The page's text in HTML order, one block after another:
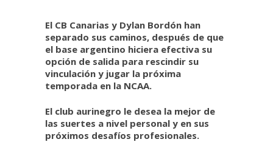
El CB Canarias y Dylan Bordón han
separado sus caminos, después de que
el base argentino hiciera efectiva su
opción de salida para rescindir su
vinculación y jugar la próxima
temporada en la NCAA.
El club aurinegro le desea la mejor de
las suertes a nivel personal y en sus
próximos desafíos profesionales.